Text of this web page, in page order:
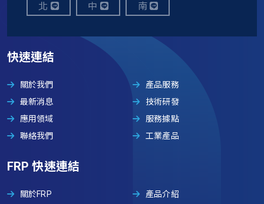
北 中 南
快速連結
關於我們
產品服務
最新消息
技術研發
應用領域
服務據點
聯絡我們
工業產品
FRP 快速連結
關於FRP 產品介紹